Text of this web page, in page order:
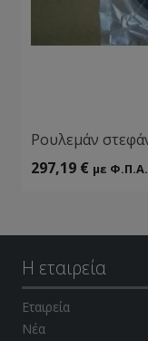
Ρουλεμάν
297,19 € με Φ.Π.Α.
Η εταιρεία
Εταιρεία
Νέα